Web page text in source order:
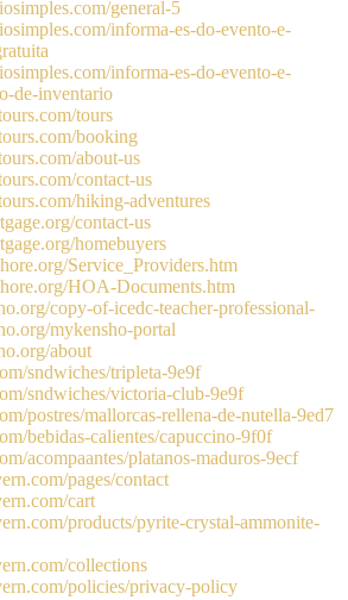
general-5
informa-es-do-evento-e-
informa-es-do-evento-e-
de-inventario
tours
booking
about-us
contact-us
hiking-adventures
contact-us
homebuyers
Service_Providers.htm
HOA-Documents.htm
copy-of-icedc-teacher-professional-
mykensho-portal
about
sndwiches/tripleta-9e9f
sndwiches/victoria-club-9e9f
postres/mallorcas-rellena-de-nutella-9ed7
bebidas-calientes/capuccino-9f0f
acompaantes/platanos-maduros-9ecf
pages/contact
cart
products/pyrite-crystal-ammonite-
collections
policies/privacy-policy